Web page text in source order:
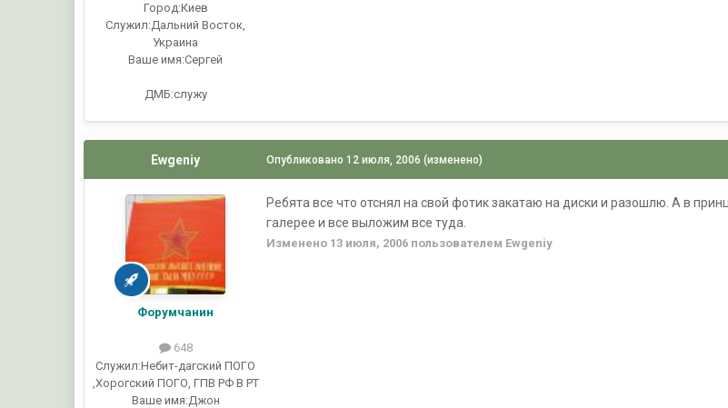
Город:Киев
Служил:Дальний Восток,
Украина
Ваше имя:Сергей
ДМБ:служу
Ewgeniy
Форумчанин
648
Служил:Небит-дагский ПОГО
,Хорогский ПОГО, ГПВ РФ В РТ
Ваше имя:Джон
Опубликовано12 июля, 2006 (изменено)
Ребята все что отснял на свой фотик закатаю на диски и разошлю. А в
галерее и все выложим все туда.
Изменено 13 июля, 2006 пользователем Ewgeniy